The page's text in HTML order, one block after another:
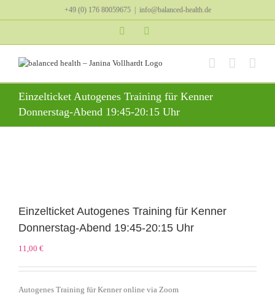
+49 (0) 176 80059675 info@balanced-health.de
Instagram
Einzelticket Autogenes Training für Kenner
Donnerstag-Abend 19:45-20:15 Uhr
Einzelticket Autogenes Training für Kenner
Donnerstag-Abend 19:45-20:15 Uhr
11,00 €
Autogenes Training für Kenner online via Zoom